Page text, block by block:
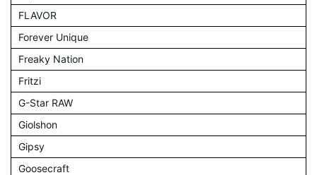
FLAVOR
Forever Unique
Freaky Nation
Fritzi
G-Star RAW
Giolshon
Gipsy
Goosecraft